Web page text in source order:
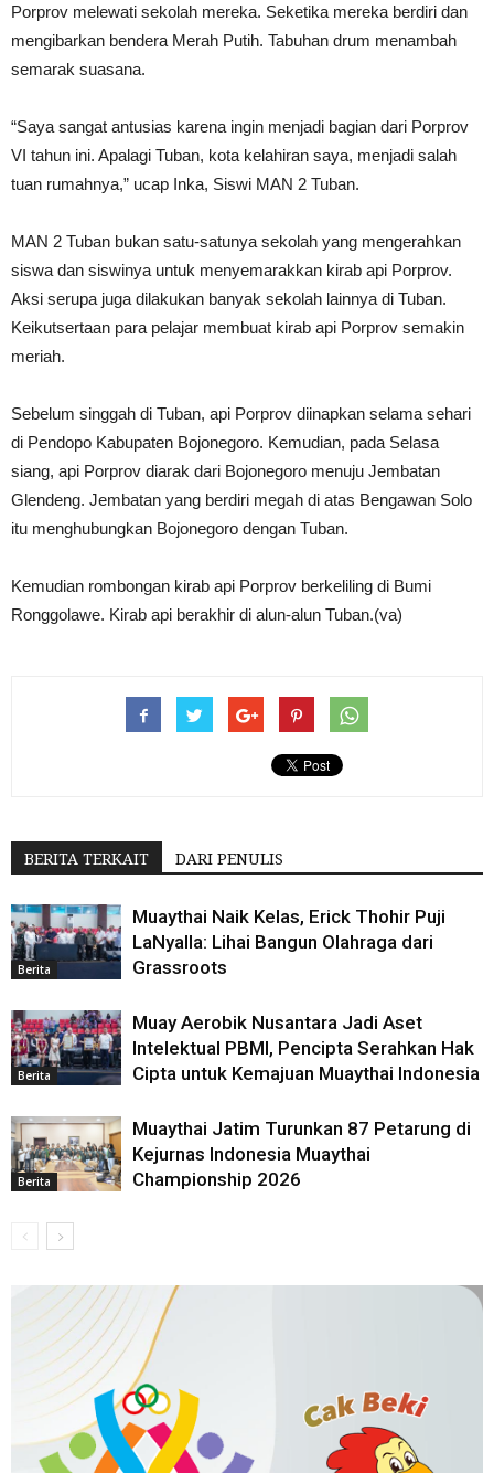
Porprov melewati sekolah mereka. Seketika mereka berdiri dan
mengibarkan bendera Merah Putih. Tabuhan drum menambah
semarak suasana.
“Saya sangat antusias karena ingin menjadi bagian dari Porprov
VI tahun ini. Apalagi Tuban, kota kelahiran saya, menjadi salah
tuan rumahnya,” ucap Inka, Siswi MAN 2 Tuban.
MAN 2 Tuban bukan satu-satunya sekolah yang mengerahkan
siswa dan siswinya untuk menyemarakkan kirab api Porprov.
Aksi serupa juga dilakukan banyak sekolah lainnya di Tuban.
Keikutsertaan para pelajar membuat kirab api Porprov semakin
meriah.
Sebelum singgah di Tuban, api Porprov diinapkan selama sehari
di Pendopo Kabupaten Bojonegoro. Kemudian, pada Selasa
siang, api Porprov diarak dari Bojonegoro menuju Jembatan
Glendeng. Jembatan yang berdiri megah di atas Bengawan Solo
itu menghubungkan Bojonegoro dengan Tuban.
Kemudian rombongan kirab api Porprov berkeliling di Bumi
Ronggolawe. Kirab api berakhir di alun-alun Tuban.(va)
BERITA TERKAIT DARI PENULIS
Berita
Muaythai Naik Kelas, Erick Thohir Puji
LaNyalla: Lihai Bangun Olahraga dari
Grassroots
Berita
Muay Aerobik Nusantara Jadi Aset
Intelektual PBMI, Pencipta Serahkan Hak
Cipta untuk Kemajuan Muaythai Indonesia
Berita
Muaythai Jatim Turunkan 87 Petarung di
Kejurnas Indonesia Muaythai
Championship 2026